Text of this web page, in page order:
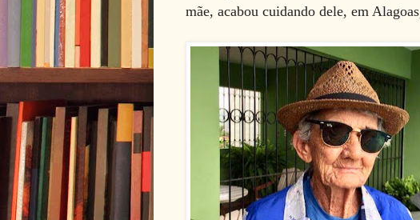
mãe, acabou cuidando dele, em